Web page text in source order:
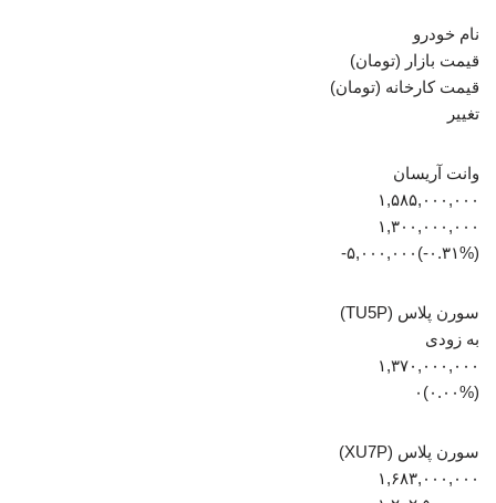
نام خودرو
قیمت بازار (تومان)
قیمت کارخانه (تومان)
تغییر
وانت آریسان
۱,۵۸۵,۰۰۰,۰۰۰
۱,۳۰۰,۰۰۰,۰۰۰
(‎-۰.۳۱%‏)‎-۵,۰۰۰,۰۰۰‏
سورن پلاس (TU5P)
به زودی
۱,۳۷۰,۰۰۰,۰۰۰
(۰.۰۰%)۰
سورن پلاس (XU7P)
۱,۶۸۳,۰۰۰,۰۰۰